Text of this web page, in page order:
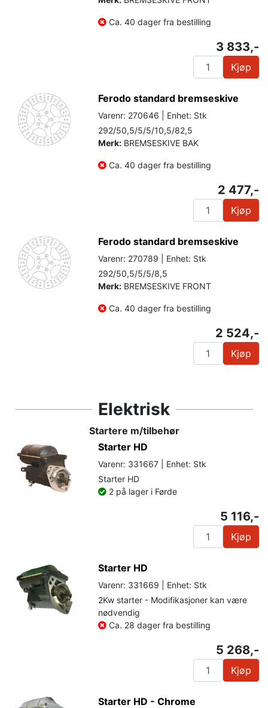
Ca. 40 dager fra bestilling
3 833,-
Kjøp
Ferodo standard bremseskive
Varenr: 270646 | Enhet: Stk
292/50,5/5/5/10,5/82,5
Merk: BREMSESKIVE BAK
Ca. 40 dager fra bestilling
2 477,-
Kjøp
Ferodo standard bremseskive
Varenr: 270789 | Enhet: Stk
292/50,5/5/5/8,5
Merk: BREMSESKIVE FRONT
Ca. 40 dager fra bestilling
2 524,-
Kjøp
Elektrisk
Startere m/tilbehør
Starter HD
Varenr: 331667 | Enhet: Stk
Starter HD
2 på lager i Førde
5 116,-
Kjøp
Starter HD
Varenr: 331669 | Enhet: Stk
2Kw starter - Modifikasjoner kan være
nødvendig
Ca. 28 dager fra bestilling
5 268,-
Kjøp
Starter HD - Chrome